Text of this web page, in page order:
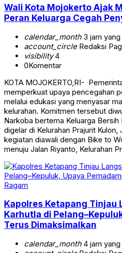
Wali Kota Mojokerto Ajak
Peran Keluarga Cegah
calendar_month3 jam yang
account_circleRedaksi
visibility4
0Komentar
KOTA MOJOKERTO,RI-
memperkuat upaya pencegahan
melalui edukasi yang menyasar
kelurahan. Komitmen tersebut
Narkoba bertema Keluarga
digelar di Kelurahan Prajurit
kegiatan diawali dengan Bike to
menuju Jalan Riyanto, Kelurahan
Ragam
Kapolres Ketapang Tinjau
Karhutla di
Terus Dimaksimalkan
calendar_month4 jam yang